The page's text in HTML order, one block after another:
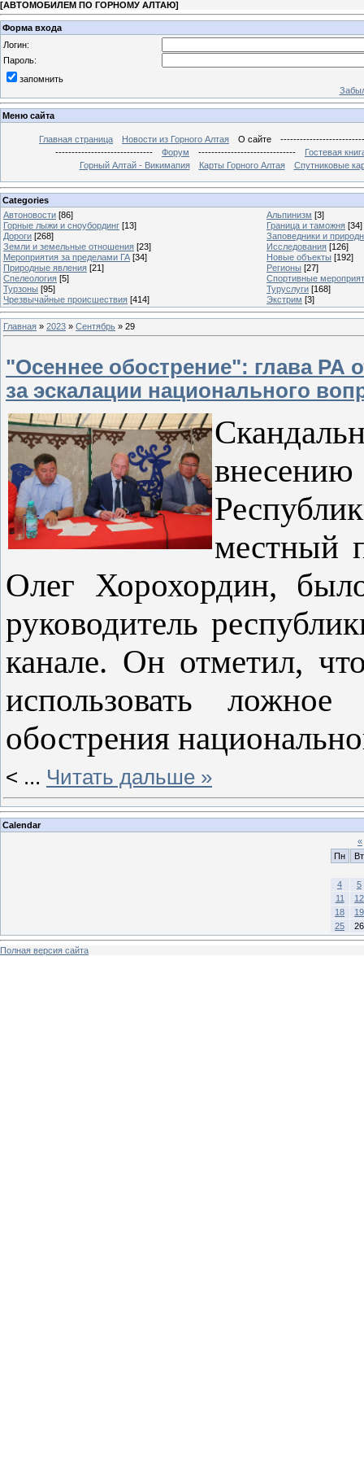
[АВТОМОБИЛЕМ ПО ГОРНОМУ АЛТАЮ]
Форма входа
Логин:
Пароль:
запомнить
Меню сайта
Главная страница Новости из Горного Алтая О сайте
------------------------------
Форум ------------------------------
Гостевая
Горный Алтай - Викимапия
Карты Горного Алтая Спутниковые
Categories
Автоновости [86] Альпинизм [3]
Горные лыжи и сноубординг [13] Граница и таможня [34]
Дороги [268]
Заповедники и
Земли и земельные отношения [23] Исследования [126]
Мероприятия за пределами ГА [34] Новые объекты [192]
Природные явления [21] Регионы [27]
Спелеология [5]
Спортивные
Турзоны [95] Туруслуги [168]
Чрезвычайные происшествия [414] Экстрим [3]
Главная » 2023 » Сентябрь » 29
"Осеннее обострение": глава РА
за эскалации национального
местный
Олег Хорохордин,
руководитель
канале. Он отметил,
использовать
обострения
< ... Читать дальше »
Calendar
«
Пн
Вт
4
5
11
12
18
19
25
26
Полная версия сайта